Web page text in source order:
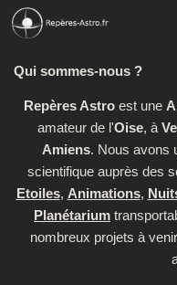
Skip to content
Qui sommes-nous ?
Repères Astroest une
amateur de l'Oise, à
Amiens. Nous avons
scientifique auprès des
Etoiles, Animations,
Planétarium
nombreux projets à